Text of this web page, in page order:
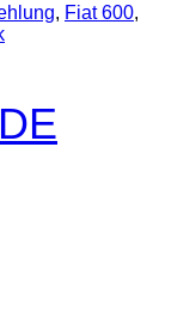
, Fiat 600,